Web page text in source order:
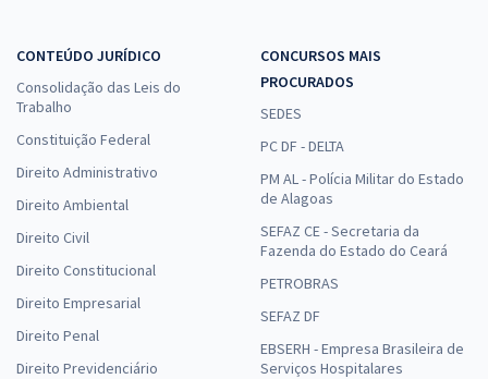
CONTEÚDO JURÍDICO
Consolidação das Leis do
Trabalho
Constituição Federal
Direito Administrativo
Direito Ambiental
Direito Civil
Direito Constitucional
Direito Empresarial
Direito Penal
Direito Previdenciário
CONCURSOS MAIS
PROCURADOS
SEDES
PC DF - DELTA
PM AL - Polícia Militar do Estado
de Alagoas
SEFAZ CE - Secretaria da
Fazenda do Estado do Ceará
PETROBRAS
SEFAZ DF
EBSERH - Empresa Brasileira de
Serviços Hospitalares